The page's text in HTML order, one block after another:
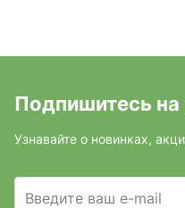
Подпишитесь
Узнавайте о новинках,
Введите ваш e-mail